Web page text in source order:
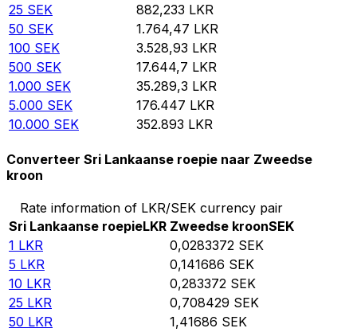
25 SEK 882,233 LKR
50 SEK 1.764,47 LKR
100 SEK 3.528,93 LKR
500 SEK 17.644,7 LKR
1.000 SEK 35.289,3 LKR
5.000 SEK 176.447 LKR
10.000 SEK 352.893 LKR
Converteer Sri Lankaanse roepie naar Zweedse
kroon
Rate information of LKR/SEK currency pair
Sri Lankaanse roepieLKR Zweedse kroonSEK
1 LKR 0,0283372 SEK
5 LKR 0,141686 SEK
10 LKR 0,283372 SEK
25 LKR 0,708429 SEK
50 LKR 1,41686 SEK